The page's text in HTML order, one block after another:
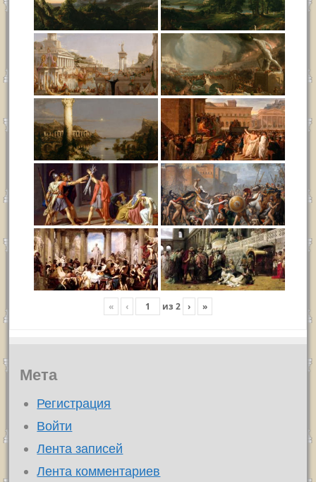
« ‹ из 2 › »
Мета
Регистрация
Войти
Лента записей
Лента комментариев